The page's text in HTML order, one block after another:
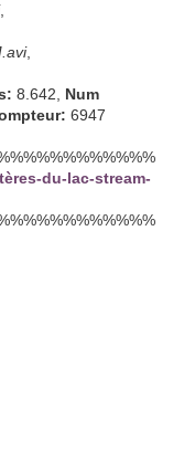
,
,
8.642, Num
6947
du-lac-stream-